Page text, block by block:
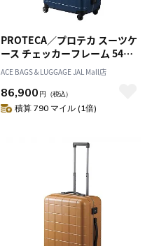
PROTECA／プロテカ スーツケ
ース チェッカーフレーム 54リ
ットル フレームタイプ 00142
ACE BAGS＆LUGGAGE JAL Mall店
86,900 円 （税込）
積算 790 マイル (1倍)